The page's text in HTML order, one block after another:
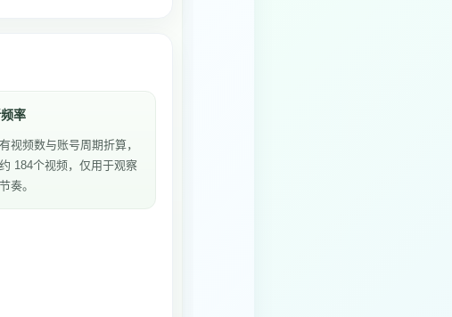
率
视频数与账号周期折算，
184个视频，仅用于观察
奏。